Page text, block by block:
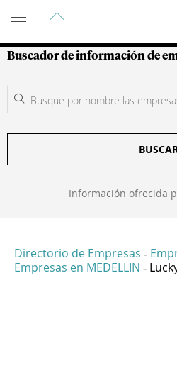
Guía de Empresas
Buscador de información de
Información ofrecida
Directorio de Empresas -
Empresas en MEDELLIN -